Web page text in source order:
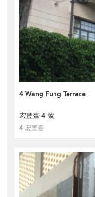
4 Wang Fung Terrace
宏豐臺 4 號
4 宏豐臺